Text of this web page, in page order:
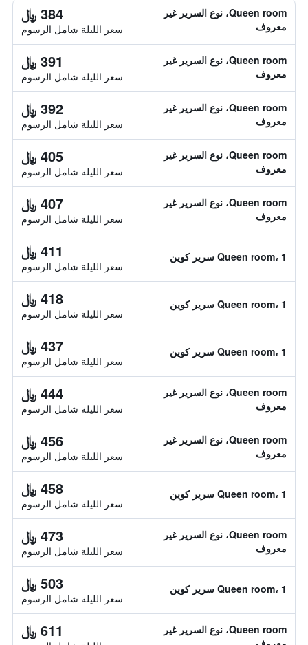
Queen room، نوع السرير غير
معروف
384 ﷼
سعر الليلة شامل الرسوم
Queen room، نوع السرير غير
معروف
391 ﷼
سعر الليلة شامل الرسوم
Queen room، نوع السرير غير
معروف
392 ﷼
سعر الليلة شامل الرسوم
Queen room، نوع السرير غير
معروف
405 ﷼
سعر الليلة شامل الرسوم
Queen room، نوع السرير غير
معروف
407 ﷼
سعر الليلة شامل الرسوم
Queen room، 1 سرير كوين 411 ﷼
سعر الليلة شامل الرسوم
Queen room، 1 سرير كوين 418 ﷼
سعر الليلة شامل الرسوم
Queen room، 1 سرير كوين 437 ﷼
سعر الليلة شامل الرسوم
Queen room، نوع السرير غير
معروف
444 ﷼
سعر الليلة شامل الرسوم
Queen room، نوع السرير غير
معروف
456 ﷼
سعر الليلة شامل الرسوم
Queen room، 1 سرير كوين 458 ﷼
سعر الليلة شامل الرسوم
Queen room، نوع السرير غير
معروف
473 ﷼
سعر الليلة شامل الرسوم
Queen room، 1 سرير كوين 503 ﷼
سعر الليلة شامل الرسوم
Queen room، نوع السرير غير
611 ﷼